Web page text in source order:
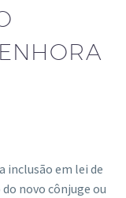
inclusão em lei de
novo cônjuge ou